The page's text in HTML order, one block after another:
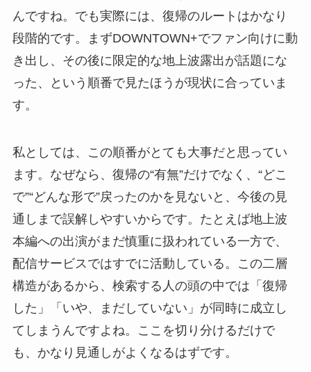
んですね。でも実際には、復帰のルートはかなり
段階的です。まずDOWNTOWN+でファン向けに動
き出し、その後に限定的な地上波露出が話題にな
った、という順番で見たほうが現状に合っていま
す。
私としては、この順番がとても大事だと思ってい
ます。なぜなら、復帰の“有無”だけでなく、“どこ
で”“どんな形で”戻ったのかを見ないと、今後の見
通しまで誤解しやすいからです。たとえば地上波
本編への出演がまだ慎重に扱われている一方で、
配信サービスではすでに活動している。この二層
構造があるから、検索する人の頭の中では「復帰
した」「いや、まだしていない」が同時に成立し
てしまうんですよね。ここを切り分けるだけで
も、かなり見通しがよくなるはずです。